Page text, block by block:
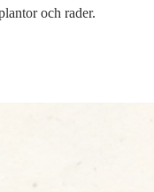
och rader.